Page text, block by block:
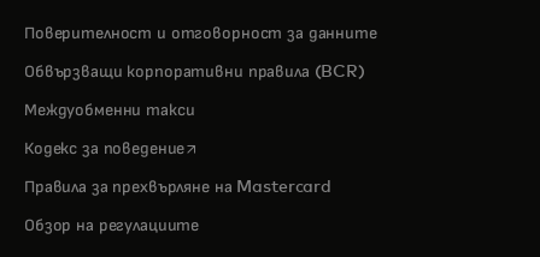
Поверителност и отговорност за данните
Обвързващи корпоративни правила (BCR)
Междуобменни такси
Кодекс за поведениеopens in a new tab
Правила за прехвърляне на Mastercard
Обзор на регулациите